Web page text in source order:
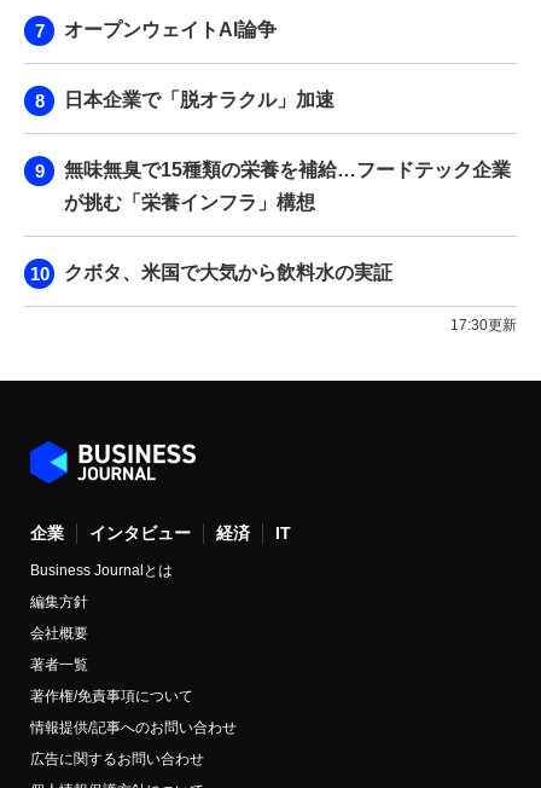
オープンウェイトAI論争
日本企業で「脱オラクル」加速
無味無臭で15種類の栄養を補給…フードテック企業
が挑む「栄養インフラ」構想
クボタ、米国で大気から飲料水の実証
17:30更新
企業 インタビュー 経済 IT
Business Journalとは
編集方針
会社概要
著者一覧
著作権/免責事項について
情報提供/記事へのお問い合わせ
広告に関するお問い合わせ